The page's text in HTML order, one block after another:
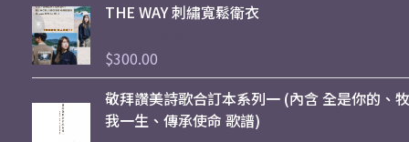
滿
THE WAY 刺繡寬鬆衛衣
評
滿
分
5
$300.00
敬拜讚美詩歌合訂本系列一 (內含 全是你的、牧
我一生、傳承使命 歌譜)